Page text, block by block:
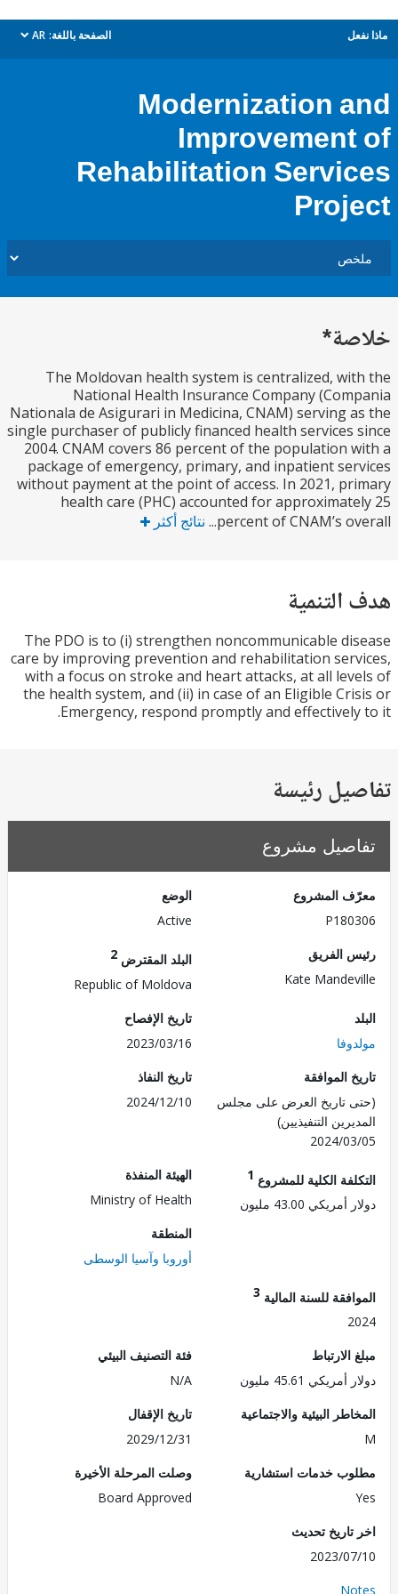
الصفحة باللغة: AR
dropdown
Modernization
Rehabilitation
The Moldovan health system is centralized,
National Health Insurance Company
Nationala de Asigurari in Medicina, CNAM) serving
single purchaser of publicly financed health
2004. CNAM covers 86 percent of the population
package of emergency, primary, and inpatient
without payment at the point of access. In 2021,
health care (PHC) accounted for
percent of CNAM’s نتائج أكثر
The PDO is to (i) strengthen noncommunicable
care by improving prevention and rehabilitation
with a focus on stroke and heart attacks, at all
the health system, and (ii) in case of an Eligible
Emergency, respond promptly and
رئيسة
مشروع
المشروع
الفريق
Kate
البلد المقترض
Republic of Moldova
تاريخ الإفصاح
2023/03/16
الموافقة
تاريخ العرض على مجلس
التنفيذيين)
2024/
تاريخ النفاذ
2024/12/10
الكلية للمشروع1
43.00 مليون
الهيئة المنفذة
Ministry of Health
أوروبا وآسيا الوسطى
للسنة المالية3
45.61 مليون
فئة التصنيف البيئي
البيئية والاجتماعية
تاريخ الإقفال
2029/12/31
خدمات استشارية
وصلت المرحلة الأخيرة
Board Approved
تحديث
2023/